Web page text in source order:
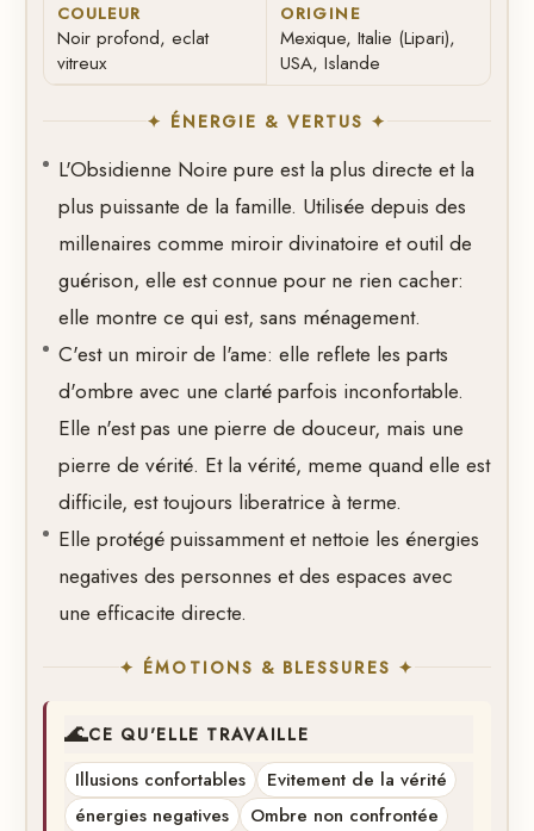
COULEUR
Noir profond, eclat
vitreux
ORIGINE
Mexique, Italie (Lipari),
USA, Islande
✦ ÉNERGIE & VERTUS ✦
L'Obsidienne Noire pure est la plus directe et la
plus puissante de la famille. Utilisée depuis des
millenaires comme miroir divinatoire et outil de
guérison, elle est connue pour ne rien cacher:
elle montre ce qui est, sans ménagement.
C'est un miroir de l'ame: elle reflete les parts
d'ombre avec une clarté parfois inconfortable.
Elle n'est pas une pierre de douceur, mais une
pierre de vérité. Et la vérité, meme quand elle est
difficile, est toujours liberatrice à terme.
Elle protégé puissamment et nettoie les énergies
negatives des personnes et des espaces avec
une efficacite directe.
✦ ÉMOTIONS & BLESSURES ✦
🌊CE QU'ELLE TRAVAILLE
Illusions confortables
Evitement de la vérité
énergies negatives
Ombre non confrontée